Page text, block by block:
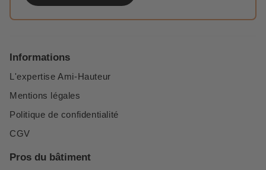
Informations
L'expertise Ami-Hauteur
Mentions légales
Politique de confidentialité
CGV
Pros du bâtiment